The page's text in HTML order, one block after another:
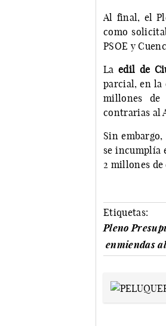
Al final, el
como
PSOE y
La edil de
parcial, en
millones de
contrarias al
Sin
se incumplía
2 millones
Etiquetas:
Pleno
enmiendas